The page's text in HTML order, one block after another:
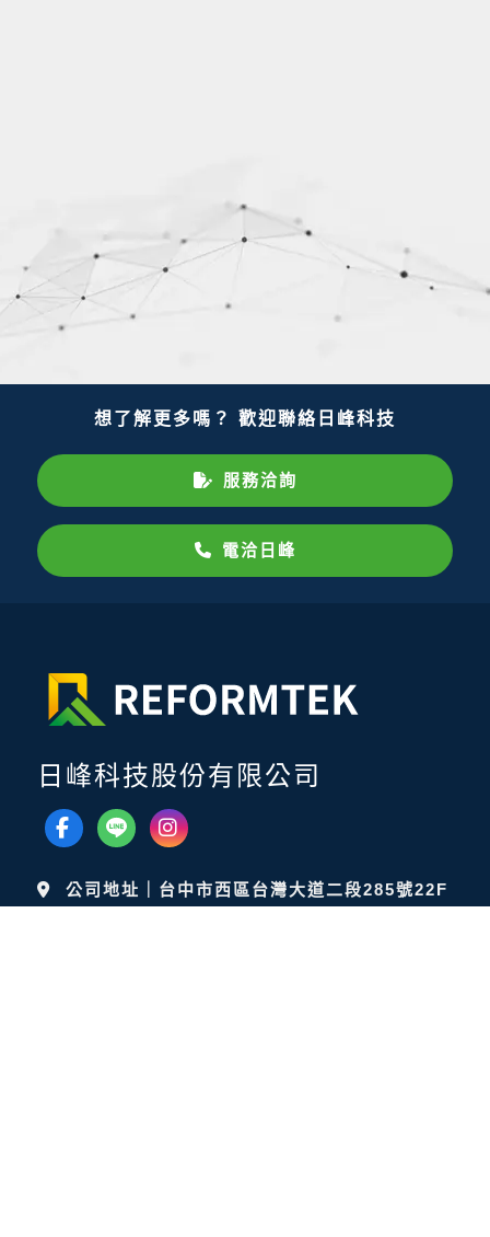
想了解更多嗎？ 歡迎聯絡日峰科技
服務洽詢
電洽日峰
日峰科技股份有限公司
公司地址｜台中市西區台灣大道二段285號22F